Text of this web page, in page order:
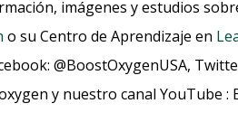
imágenes y estudios
o su Centro de Aprendizaje en
@BoostOxygenUSA,
y nuestro canal YouTube :